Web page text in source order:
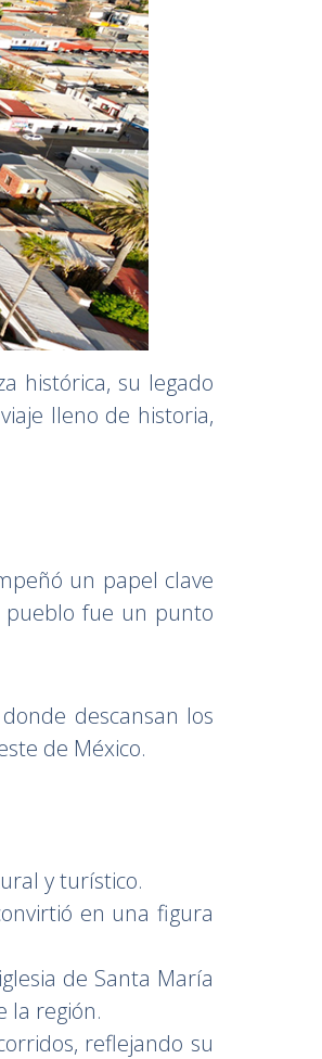
histórica, su legado
lleno de historia,
un papel clave
pueblo fue un punto
descansan los
de México.
y turístico.
en una figura
de Santa María
la región.
reflejando su